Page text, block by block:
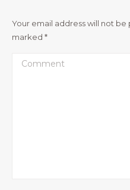
Your email address will not
marked *
Comment